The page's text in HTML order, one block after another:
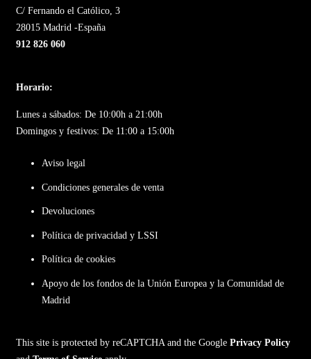
C/ Fernando el Católico, 3
28015 Madrid -España
912 826 060
Horario:
Lunes a sábados: De 10:00h a 21:00h
Domingos y festivos: De 11:00 a 15:00h
Aviso legal
Condiciones generales de venta
Devoluciones
Política de privacidad y LSSI
Política de cookies
Apoyo de los fondos de la Unión Europea y la Comunidad de
Madrid
This site is protected by reCAPTCHA and the Google Privacy Policy